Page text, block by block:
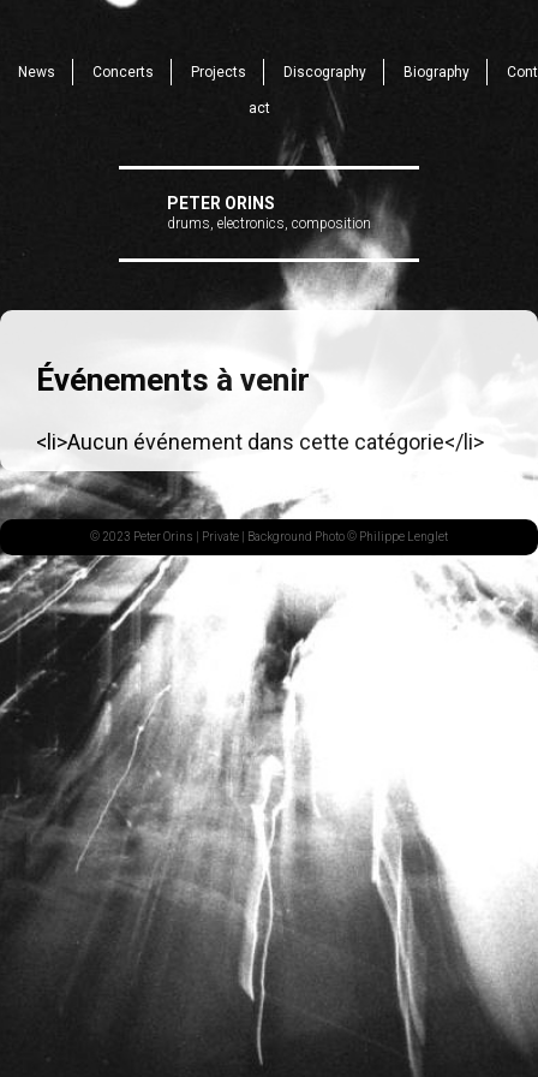
News Concerts Projects Discography Biography Cont
act
PETER ORINS
drums, electronics, composition
Événements à venir
<li>Aucun événement dans cette catégorie</li>
© 2023 Peter Orins | Private | Background Photo © Philippe Lenglet